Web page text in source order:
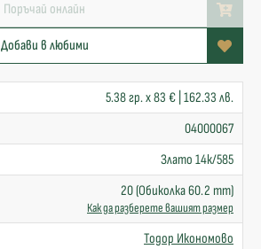
Поръчай онлайн
Добави в любими
5.38 гр. x 83 € | 162.33 лв.
04000067
Злато 14к/585
20 (Обиколка 60.2 mm)
Как да разберете вашият размер
Тодор Икономово